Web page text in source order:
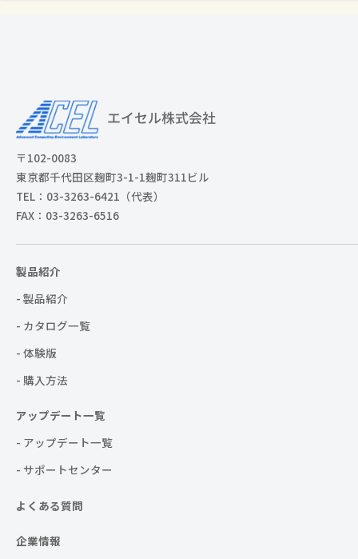
〒102-0083
東京都千代田区麹町3-1-1麹町311ビル
TEL：03-3263-6421（代表）
FAX：03-3263-6516
製品紹介
- 製品紹介
- カタログ一覧
- 体験版
- 購入方法
アップデート一覧
- アップデート一覧
- サポートセンター
よくある質問
企業情報